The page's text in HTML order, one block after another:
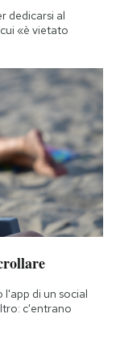
dedicarsi al
«è vietato
l'app di un social
c'entrano